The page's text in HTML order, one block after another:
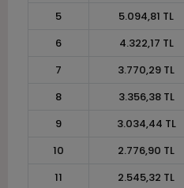
5
5.094,81 TL
6
4.322,17 TL
7
3.770,29 TL
8
3.356,38 TL
9
3.034,44 TL
10
2.776,90 TL
11
2.545,32 TL